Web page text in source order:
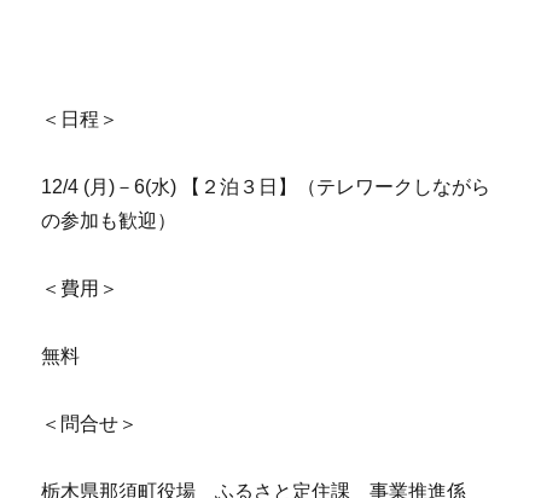
＜日程＞
12/4 (月)－6(水) 【２泊３日】（テレワークしながら
の参加も歓迎）
＜費用＞
無料
＜問合せ＞
栃木県那須町役場 ふるさと定住課 事業推進係